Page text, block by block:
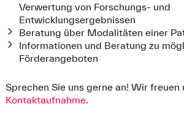
Verwertung von Forschungs- und
Entwicklungsergebnissen
Beratung über Modalitäten einer
Informationen und Beratung zu
Förderangeboten
Sprechen Sie uns gerne an! Wir freuen
Kontaktaufnahme.